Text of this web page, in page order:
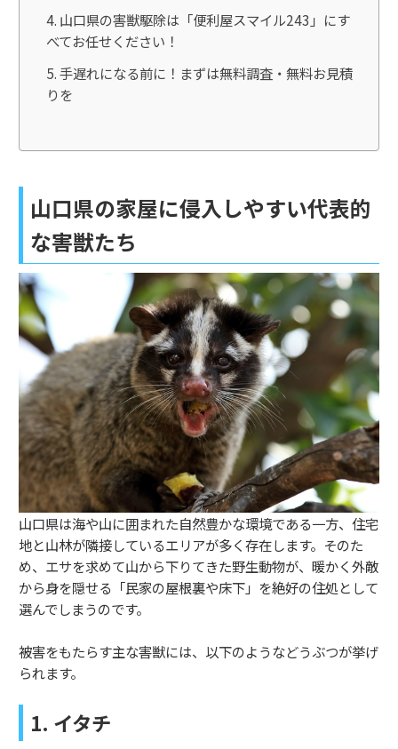
山口県の害獣駆除は「便利屋スマイル243」にす
べてお任せください！
手遅れになる前に！まずは無料調査・無料お見積
りを
山口県の家屋に侵入しやすい代表的
な害獣たち
山口県は海や山に囲まれた自然豊かな環境である一方、住宅
地と山林が隣接しているエリアが多く存在します。そのた
め、エサを求めて山から下りてきた野生動物が、暖かく外敵
から身を隠せる「民家の屋根裏や床下」を絶好の住処として
選んでしまうのです。
被害をもたらす主な害獣には、以下のようなどうぶつが挙げ
られます。
1. イタチ